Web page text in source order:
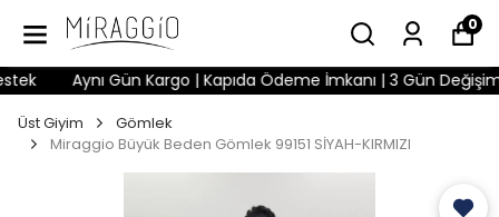
0
Aynı Gün Kargo | Kapıda Ödeme İmkanı | 3 Gün Değişim
Üst Giyim
Gömlek
Miraggio Büyük Beden Gömlek 99151 SİYAH-KIRMIZI